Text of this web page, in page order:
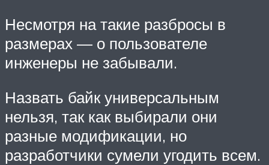
Несмотря на такие разбросы в
размерах — о пользователе
инженеры не забывали.
Назвать байк универсальным
нельзя, так как выбирали они
разные модификации, но
разработчики сумели угодить всем.